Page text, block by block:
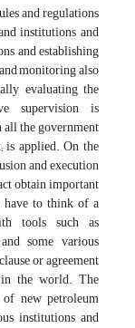
and regulations
institutions and
and establishing
monitoring also
evaluating the
supervision is
the government
applied. On the
and execution
obtain important
to think of a
tools such as
some various
or agreement
the world. The
new petroleum
institutions and